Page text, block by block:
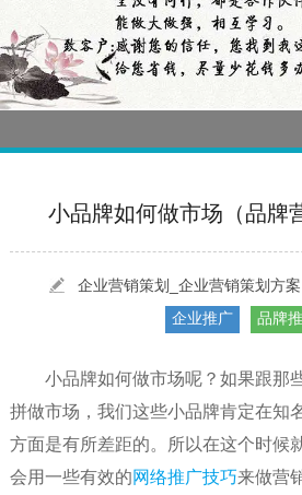
污水处理设备厂家产品如何做网络推广（污水处理项目网...
实体门店如何做网络推广吸引客户，实体店网络营销技巧...
疫情当下公司企业品牌网络营销策划推广怎么做，国内知...
小品牌如何做市场（品牌
企业营销策划_企业营销策划方案
企业推广
品牌
小品牌如何做市场呢？如果跟那
拼做市场，我们这些小品牌肯定在知
方面是有所差距的。所以在这个时候
会用一些有效的网络推广技巧来做营